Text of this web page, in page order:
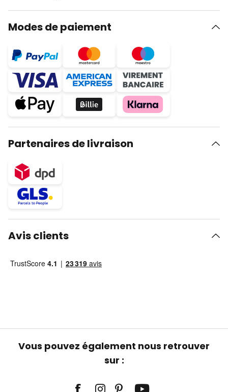
Modes de paiement
Partenaires de livraison
Avis clients
Vous pouvez également nous retrouver
sur :